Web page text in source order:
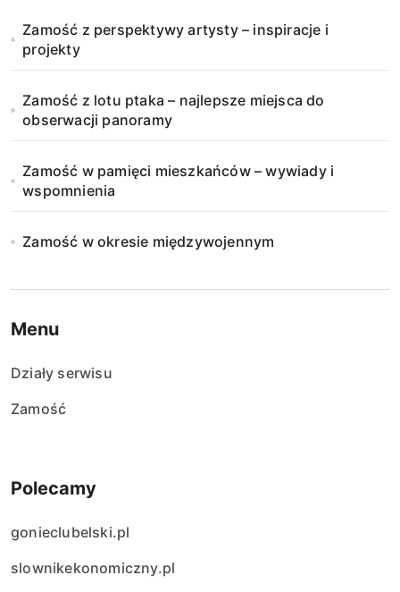
Zamość z perspektywy artysty – inspiracje i
projekty
Zamość z lotu ptaka – najlepsze miejsca do
obserwacji panoramy
Zamość w pamięci mieszkańców – wywiady i
wspomnienia
Zamość w okresie międzywojennym
Menu
Działy serwisu
Zamość
Polecamy
gonieclubelski.pl
slownikekonomiczny.pl